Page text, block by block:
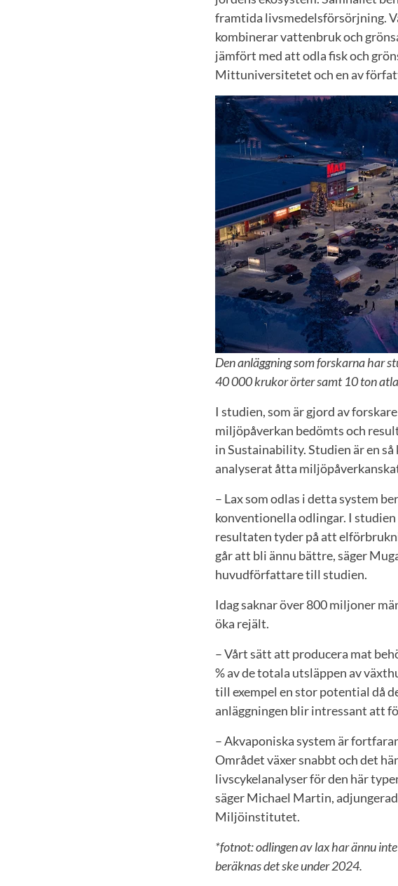
framtida livsmedelsförsörjning.
kombinerar vattenbruk och
jämfört med att odla fisk och
Mittuniversitetet och en av
Den anläggning som forskarna har
40 000 krukor örter samt 10 ton
I studien, som är gjord av
miljöpåverkan bedömts och
in Sustainability. Studien är en
analyserat åtta
– Lax som odlas i detta system
konventionella odlingar. I
resultaten tyder på att
går att bli ännu bättre, säger
huvudförfattare till studien.
Idag saknar över 800 miljoner
öka rejält.
– Vårt sätt att producera mat
% av de totala utsläppen av
till exempel en stor potential då
anläggningen blir intressant att
– Akvaponiska system är
Området växer snabbt och det
livscykelanalyser för den här
säger Michael Martin,
Miljöinstitutet.
*fotnot: odlingen av lax har ännu
beräknas det ske under 2024.